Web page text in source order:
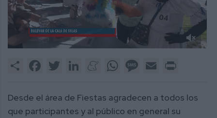
4
Share FacebookTwitter LinkedInMeneameWhatsAppMessage
Email
Desde el área de Fiestas agradecen a todos los
que participantes y al público en general su